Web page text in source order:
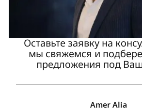
Оставьте заявку на
мы свяжемся и
предложения под
Amer Alia